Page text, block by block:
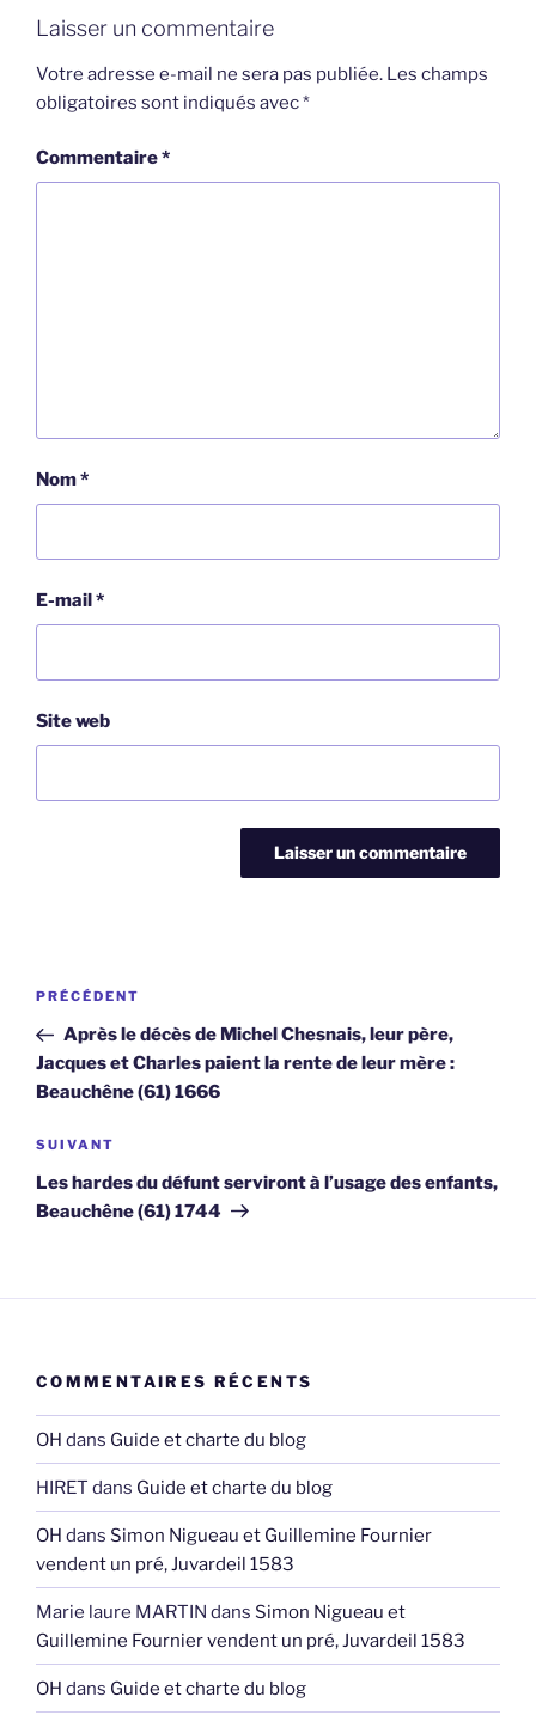
Laisser un commentaire
Votre adresse e-mail ne sera pas publiée. Les champs
obligatoires sont indiqués avec*
Commentaire*
Nom*
E-mail*
Site web
Navigation
l’article
Article
précédent
PRÉCÉDENT
Après le décès de Michel Chesnais, leur père,
Jacques et Charles paient la rente de leur mère :
Beauchêne (61) 1666
Article
suivant
SUIVANT
Les hardes du défunt serviront à l’usage des enfants,
Beauchêne (61) 1744
COMMENTAIRES RÉCENTS
OH dans Guide et charte du blog
HIRET dans Guide et charte du blog
OH dans Simon Nigueau et Guillemine Fournier
vendent un pré, Juvardeil 1583
Marie laure MARTIN dans Simon Nigueau et
Guillemine Fournier vendent un pré, Juvardeil 1583
OH dans Guide et charte du blog